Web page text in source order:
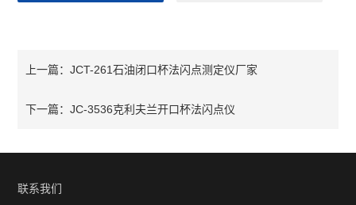
上一篇：JCT-261石油闭口杯法闪点测定仪厂家
下一篇：JC-3536克利夫兰开口杯法闪点仪
联系我们